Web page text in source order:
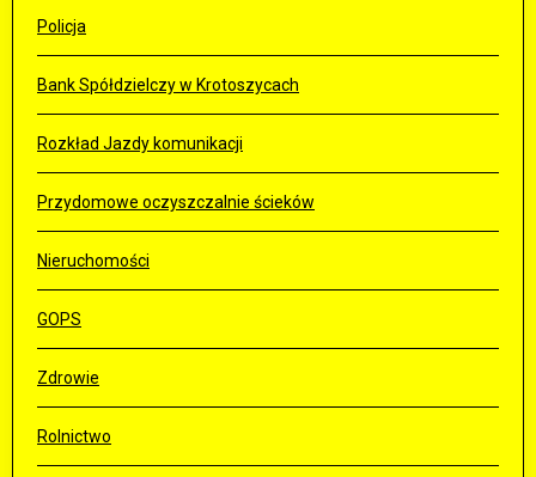
Policja
Bank Spółdzielczy w Krotoszycach
Rozkład Jazdy komunikacji
Przydomowe oczyszczalnie ścieków
Nieruchomości
GOPS
Zdrowie
Rolnictwo